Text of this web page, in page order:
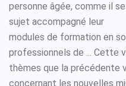
personne âgée, comme il
sujet accompagné leur
modules de formation en
professionnels de ... Cette
thèmes que la précédente
concernant les nouvelles